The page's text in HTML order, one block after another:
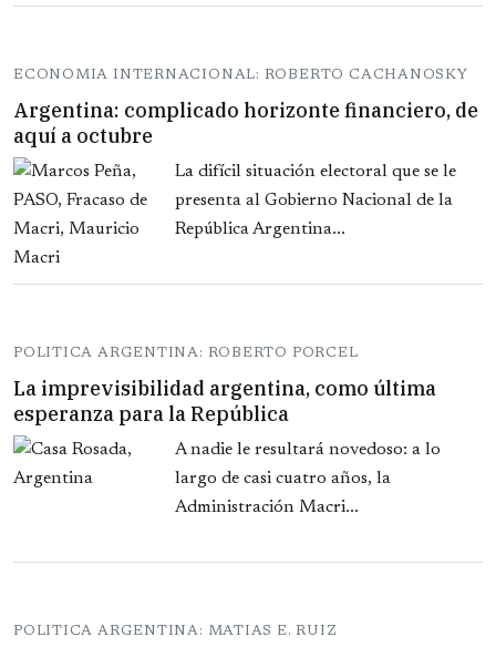
ECONOMIA INTERNACIONAL: ROBERTO CACHANOSKY
Argentina: complicado horizonte financiero, de
aquí a octubre
La difícil situación electoral que se le
presenta al Gobierno Nacional de la
República Argentina...
POLITICA ARGENTINA: ROBERTO PORCEL
La imprevisibilidad argentina, como última
esperanza para la República
A nadie le resultará novedoso: a lo
largo de casi cuatro años, la
Administración Macri...
POLITICA ARGENTINA: MATIAS E. RUIZ